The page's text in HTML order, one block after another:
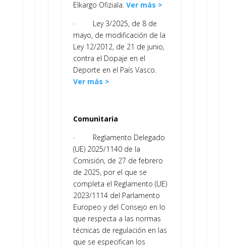
Elkargo Ofiziala. Ver más >
· Ley 3/2025, de 8 de
mayo, de modificación de la
Ley 12/2012, de 21 de junio,
contra el Dopaje en el
Deporte en el País Vasco.
Ver más >
Comunitaria
· Reglamento Delegado
(UE) 2025/1140 de la
Comisión, de 27 de febrero
de 2025, por el que se
completa el Reglamento (UE)
2023/1114 del Parlamento
Europeo y del Consejo en lo
que respecta a las normas
técnicas de regulación en las
que se especifican los